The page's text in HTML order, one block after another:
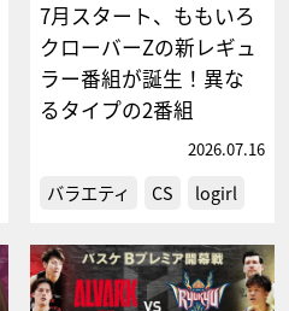
7月スタート、ももいろ
クローバーZの新レギュ
ラー番組が誕生！異な
るタイプの2番組
2026.07.16
バラエティ CS logirl